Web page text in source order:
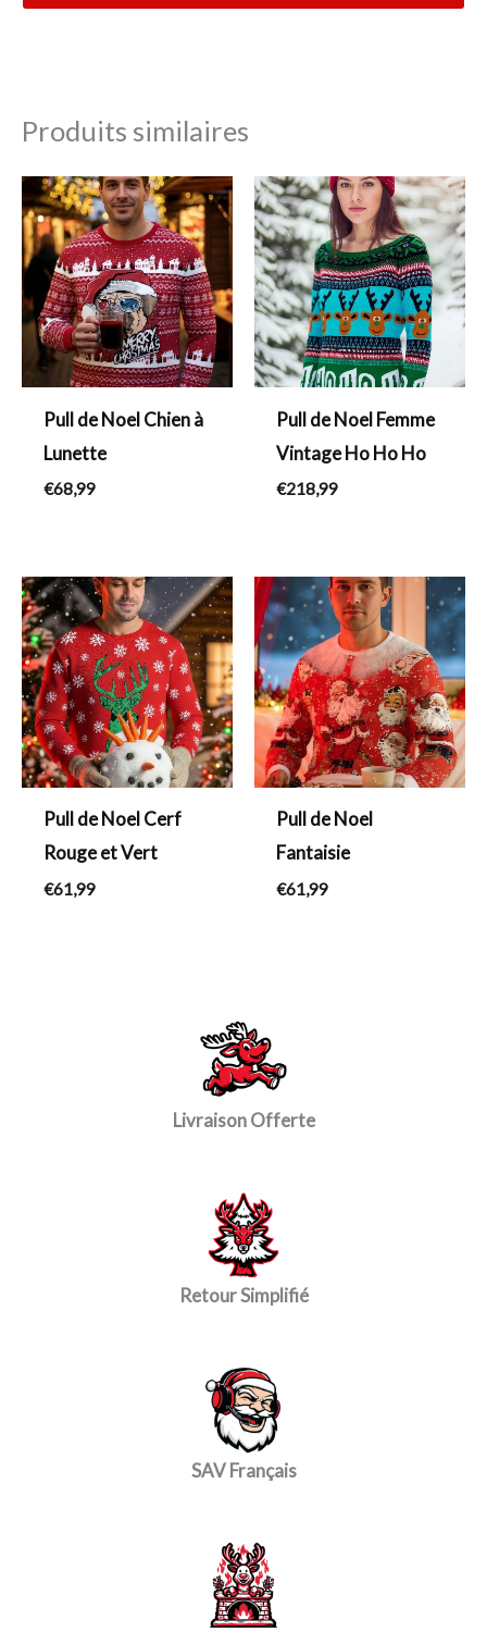
Produits similaires
Pull de Noel Chien à
Lunette
€68,99
Pull de Noel Femme
Vintage Ho Ho Ho
€218,99
Pull de Noel Cerf
Rouge et Vert
€61,99
Pull de Noel
Fantaisie
€61,99
Livraison Offerte
Retour Simplifié
SAV Français